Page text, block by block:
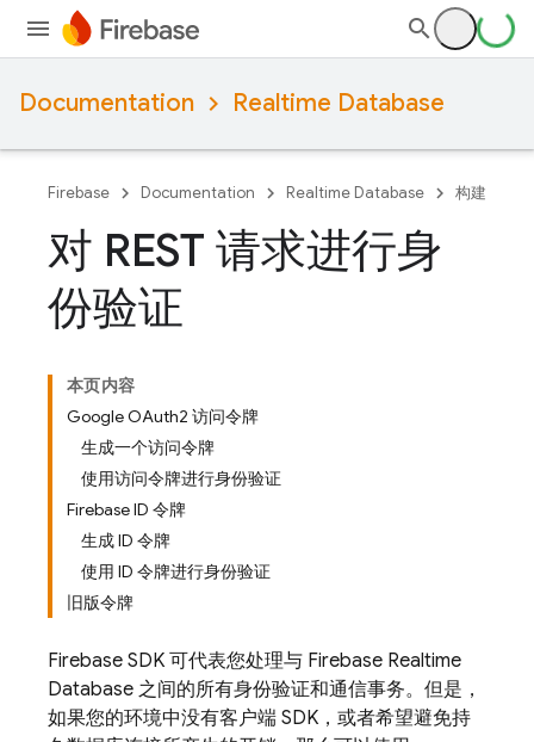
Documentation Realtime Database
Firebase Documentation Realtime Database 构建
对 REST 请求进行身
份验证
本页内容
Google OAuth2 访问令牌
生成一个访问令牌
使用访问令牌进行身份验证
Firebase ID 令牌
生成 ID 令牌
使用 ID 令牌进行身份验证
旧版令牌
Firebase SDK 可代表您处理与 Firebase Realtime
Database 之间的所有身份验证和通信事务。但是，
如果您的环境中没有客户端 SDK，或者希望避免持